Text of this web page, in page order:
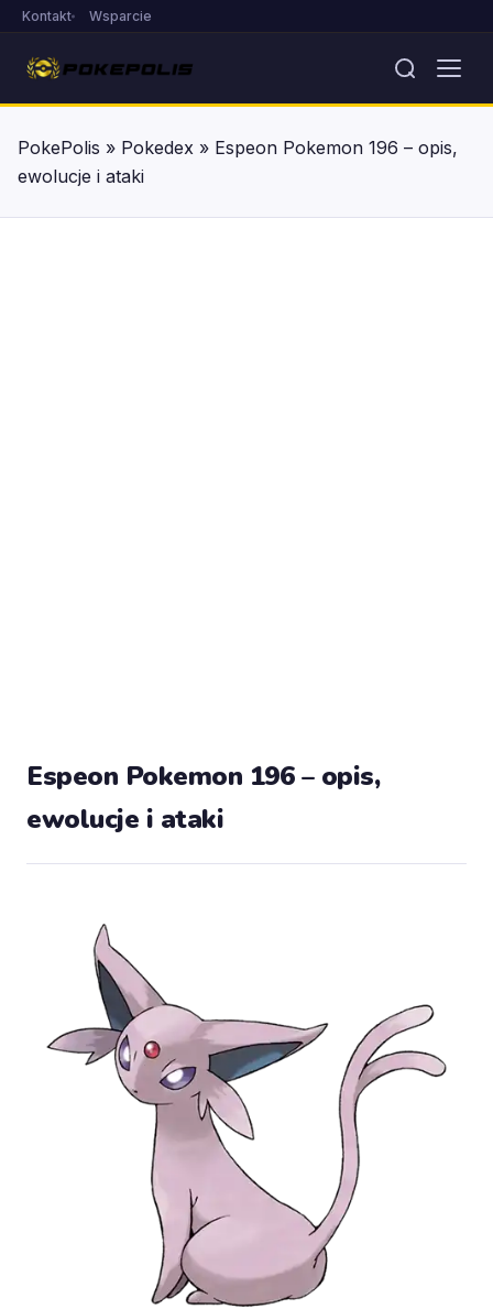
Kontakt Wsparcie
PokePolis » Pokedex » Espeon Pokemon 196 – opis,
ewolucje i ataki
Espeon Pokemon 196 – opis,
ewolucje i ataki